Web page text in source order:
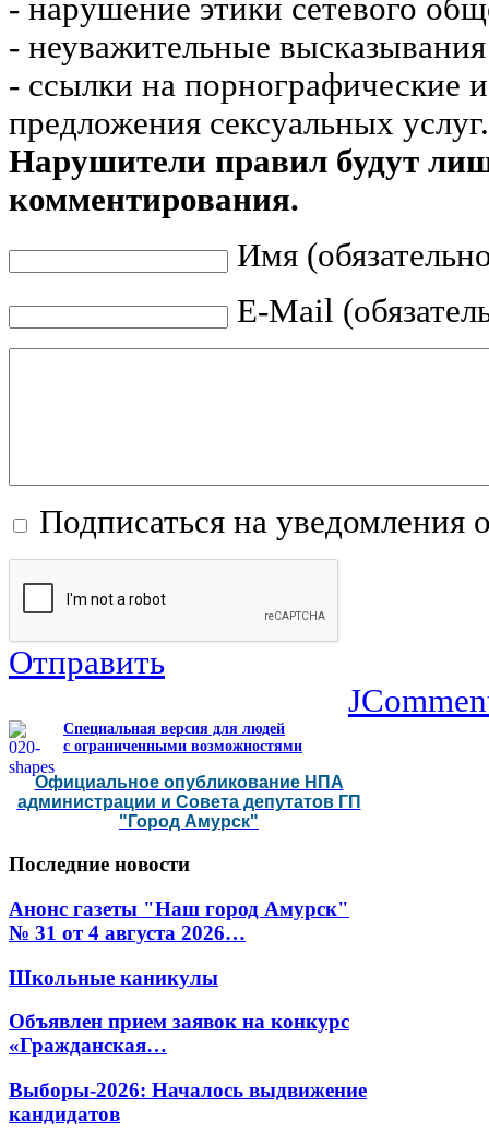
- нарушение этики сетевого
- неуважительные
- ссылки на порнографические
предложения сексуальных услуг.
Нарушители правил будут
комментирования.
Имя
E-Mail
Подписаться на уведомления
Отправить
Специальная версия для людей
с ограниченными возможностями
Официальное опубликование НПА
администрации и Совета депутатов ГП
"Город Амурск"
Последние новости
Анонс газеты "Наш город Амурск"
№ 31 от 4 августа 2026…
Школьные каникулы
Объявлен прием заявок на конкурс
«Гражданская…
Выборы-2026: Началось выдвижение
кандидатов